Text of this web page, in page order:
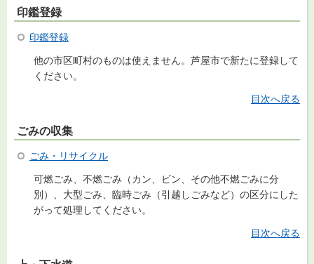
印鑑登録
印鑑登録
他の市区町村のものは使えません。芦屋市で新たに登録して
ください。
目次へ戻る
ごみの収集
ごみ・リサイクル
可燃ごみ、不燃ごみ（カン、ビン、その他不燃ごみに分
別）、大型ごみ、臨時ごみ（引越しごみなど）の区分にした
がって処理してください。
目次へ戻る